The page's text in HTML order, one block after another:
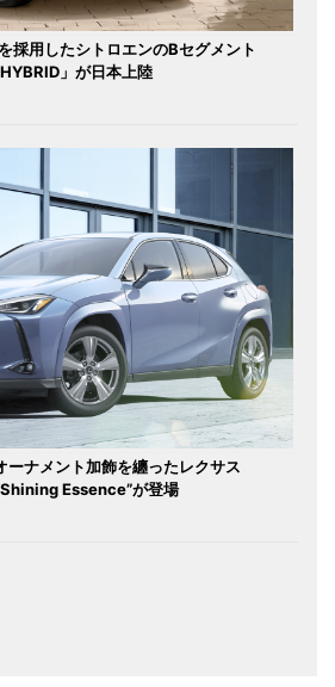
採用したシトロエンのBセグメント
」が日本上陸
ーナメント加飾を纏ったレクサス
Essence”が登場